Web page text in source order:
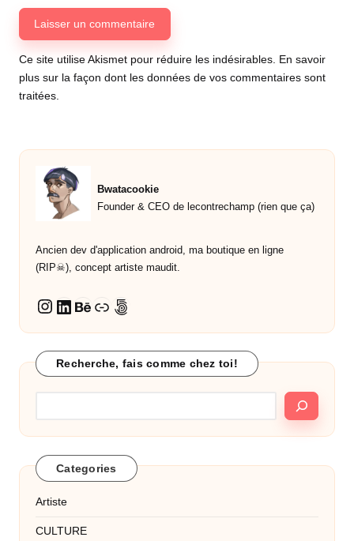
Ce site utilise Akismet pour réduire les indésirables. En savoir
plus sur la façon dont les données de vos commentaires sont
traitées
Bwatacookie
Founder & CEO de lecontrechamp (rien que ça)
Ancien dev d'application android, ma boutique en ligne
(RIP☠︎︎), concept artiste maudit.
Instagram
LinkedIn
Behance
Lien500px
Recherche, fais comme chez toi!
Categories
Artiste
CULTURE